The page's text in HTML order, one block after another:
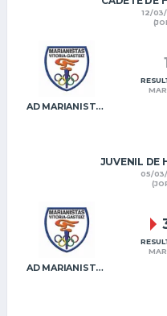
12/
AD MARIANISTAS KE
JUVENIL DE
05/
AD MARIANISTAS KE